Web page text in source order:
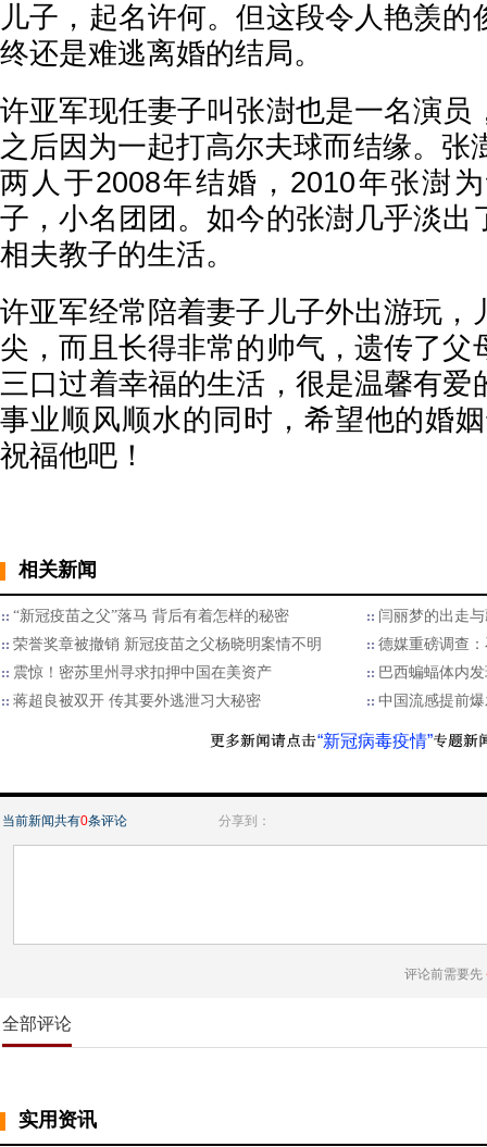
儿子，起名许何。但这段令人艳羡的
终还是难逃离婚的结局。
许亚军现任妻子叫张澍也是一名演员
之后因为一起打高尔夫球而结缘。张
两人于2008年结婚，2010年张澍
子，小名团团。如今的张澍几乎淡出
相夫教子的生活。
许亚军经常陪着妻子儿子外出游玩，
尖，而且长得非常的帅气，遗传了父
三口过着幸福的生活，很是温馨有爱
事业顺风顺水的同时，希望他的婚
祝福他吧！
相关新闻
“新冠疫苗之父”落马 背后有着怎样的秘密
闫丽梦的出走
荣誉奖章被撤销 新冠疫苗之父杨晓明案情不明
德媒重磅调查
震惊！密苏里州寻求扣押中国在美资产
巴西蝙蝠体内
蒋超良被双开 传其要外逃泄习大秘密
中国流感提前
“新冠病毒疫情”
当前新闻共有0条评论 分享到：
评论前需要先
全部评论
实用资讯